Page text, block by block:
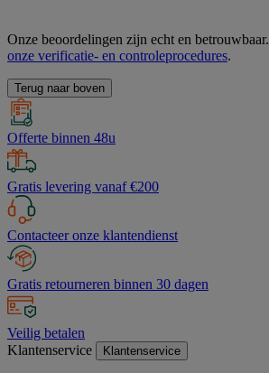
Onze beoordelingen zijn echt en betrouwbaar.
onze verificatie- en controleprocedures.
Terug naar boven
Offerte binnen 48u
Gratis levering vanaf €200
Contacteer onze klantendienst
Gratis retourneren binnen 30 dagen
Veilig betalen
Klantenservice
Klantenservice